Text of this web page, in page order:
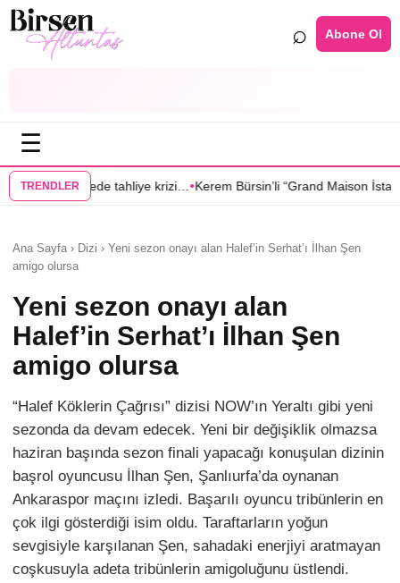
⌕ Abone Ol
☰
TRENDLER
krizi…•Kerem Bürsin’li “Grand Maison İstanbul”dan Sıla
Ana Sayfa › Dizi › Yeni sezon onayı alan Halef’in Serhat’ı İlhan Şen
amigo olursa
Yeni sezon onayı alan
Halef’in Serhat’ı İlhan Şen
amigo olursa
“Halef Köklerin Çağrısı” dizisi NOW’ın Yeraltı gibi yeni
sezonda da devam edecek. Yeni bir değişiklik olmazsa
haziran başında sezon finali yapacağı konuşulan dizinin
başrol oyuncusu İlhan Şen, Şanlıurfa’da oynanan
Ankaraspor maçını izledi. Başarılı oyuncu tribünlerin en
çok ilgi gösterdiği isim oldu. Taraftarların yoğun
sevgisiyle karşılanan Şen, sahadaki enerjiyi aratmayan
coşkusuyla adeta tribünlerin amigoluğunu üstlendi.